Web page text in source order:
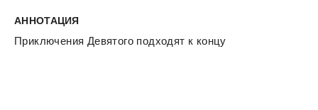
АННОТАЦИЯ
Приключения Девятого подходят к концу